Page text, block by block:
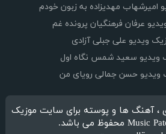
امیرشهاب مهدیزاده به زبون خودم
عرفان فرهنگیان پرونده غم
ویدیو علی جبلی آزادی
ویدیو سعید شمس نگاه اول
ویدیو حسن جمالی رویای من
، آهنگ ها و پوسته برای سایت موزیک